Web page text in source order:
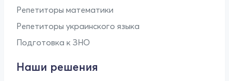
Репетиторы математики
Репетиторы украинского языка
Подготовка к ЗНО
Наши решения